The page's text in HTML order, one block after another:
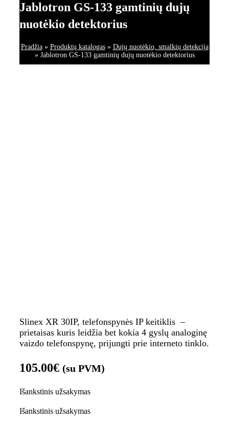
Jablotron GS-133 gamtinių dujų
nuotėkio detektorius
Pradžia» Produktų katalogas» Dujų nuotėkio, smalkių detekcija
» Jablotron GS-133 gamtinių dujų nuotėkio detektorius
Slinex XR 30IP, telefonspynės IP keitiklis –
prietaisas kuris leidžia bet kokia 4 gyslų analoginę
vaizdo telefonspynę, prijungti prie interneto tinklo.
105.00€ (su PVM)
Išankstinis užsakymas
Išankstinis užsakymas